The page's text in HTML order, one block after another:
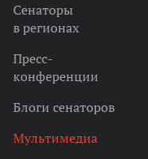
Сенаторы
в регионах
Пресс-
конференции
Блоги сенаторов
Мультимедиа